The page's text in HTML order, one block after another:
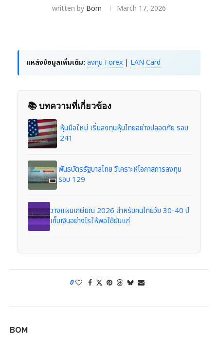
written by Bom March 17, 2026
แหล่งข้อมูลเพิ่มเติม: ลงทุน Forex | LAN Card
📚 บทความที่เกี่ยวข้อง
หุ้นมือใหม่ เริ่มลงทุนหุ้นไทยอย่างปลอดภัย รอบ
241
พันธบัตรรัฐบาลไทย วิเคราะห์โอกาสการลงทุน
รอบ 129
วางแผนเกษียณ 2026 สำหรับคนไทยวัย 30-40 ปี
เก็บเงินอย่างไรให้พอใช้ยันแก่
0
BOM